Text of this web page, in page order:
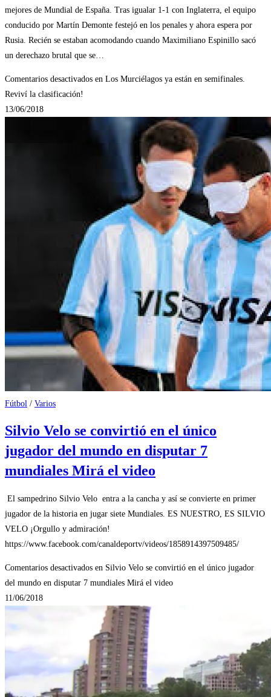
mejores de Mundial de España. Tras igualar 1-1 con Inglaterra, el equipo
conducido por Martín Demonte festejó en los penales y ahora espera por
Rusia. Recién se estaban acomodando cuando Maximiliano Espinillo sacó
un derechazo brutal que se…
Comentarios desactivados en Los Murciélagos ya están en semifinales.
Reviví la clasificación!
13/06/2018
Fútbol / Varios
Silvio Velo se convirtió en el único
jugador del mundo en disputar 7
mundiales Mirá el video
El sampedrino Silvio Velo entra a la cancha y así se convierte en primer
jugador de la historia en jugar siete Mundiales. ES NUESTRO, ES SILVIO
VELO ¡Orgullo y admiración!
https://www.facebook.com/canaldeportv/videos/1858914397509485/
Comentarios desactivados en Silvio Velo se convirtió en el único jugador
del mundo en disputar 7 mundiales Mirá el video
11/06/2018